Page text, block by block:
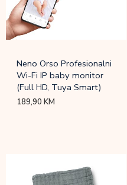
Neno Orso Profesionalni
Wi-Fi IP baby monitor
(Full HD, Tuya Smart)
189,90KM